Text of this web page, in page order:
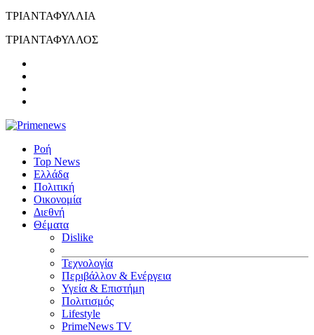
ΤΡΙΑΝΤΑΦΥΛΛΙΑ
ΤΡΙΑΝΤΑΦΥΛΛΟΣ
Ροή
Top News
Ελλάδα
Πολιτική
Οικονομία
Διεθνή
Θέματα
Dislike
Τεχνολογία
Περιβάλλον & Ενέργεια
Υγεία & Επιστήμη
Πολιτισμός
Lifestyle
PrimeNews TV